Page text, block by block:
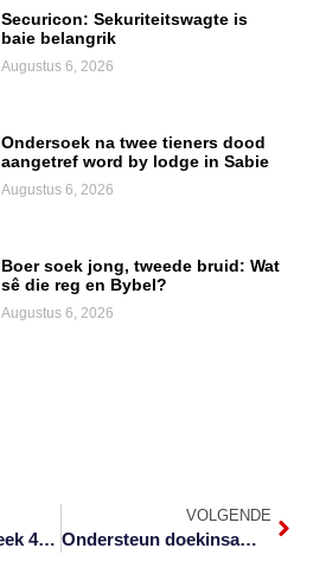
Securicon: Sekuriteitswagte is
baie belangrik
Augustus 6, 2026
Ondersoek na twee tieners dood
aangetref word by lodge in Sabie
Augustus 6, 2026
Boer soek jong, tweede bruid: Wat
sê die reg en Bybel?
Augustus 6, 2026
Laeveld Nuus – week 40 van 2021
VOLGENDE
Ondersteun doekinsameling vir kinders met gestremdhede